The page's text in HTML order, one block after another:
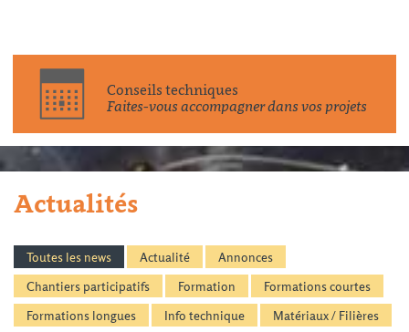
Conseils techniques
Faites-vous accompagner dans vos projets
Actualités
Toutes les news Actualité
Annonces
Chantiers participatifs
Formation
Formations courtes
Formations longues
Info technique
Matériaux / Filières